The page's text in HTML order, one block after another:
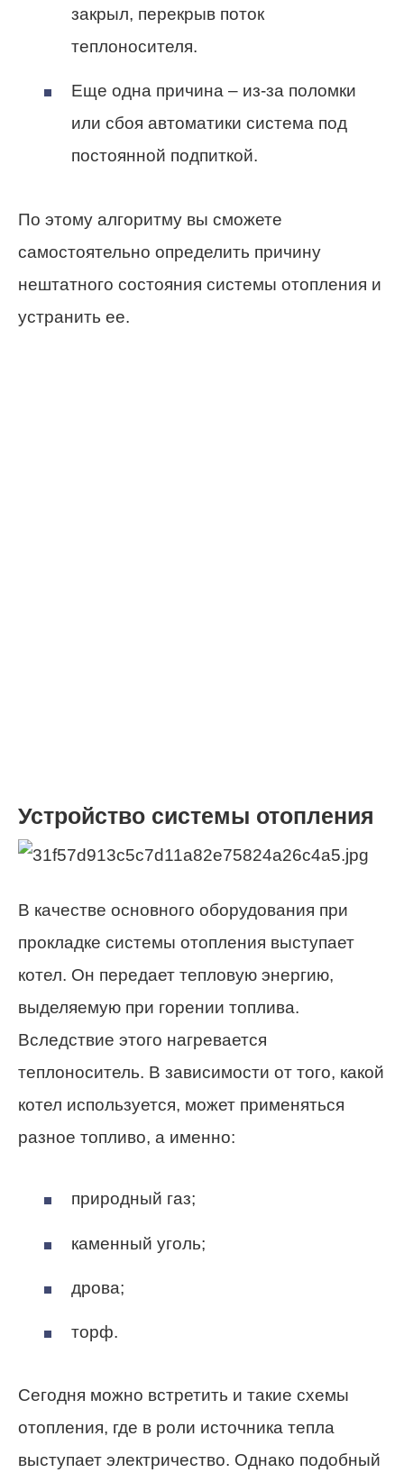
закрыл, перекрыв поток
теплоносителя.
Еще одна причина – из-за поломки
или сбоя автоматики система под
постоянной подпиткой.
По этому алгоритму вы сможете
самостоятельно определить причину
нештатного состояния системы отопления и
устранить ее.
Устройство системы отопления
В качестве основного оборудования при
прокладке системы отопления выступает
котел. Он передает тепловую энергию,
выделяемую при горении топлива.
Вследствие этого нагревается
теплоноситель. В зависимости от того, какой
котел используется, может применяться
разное топливо, а именно:
природный газ;
каменный уголь;
дрова;
торф.
Сегодня можно встретить и такие схемы
отопления, где в роли источника тепла
выступает электричество. Однако подобный